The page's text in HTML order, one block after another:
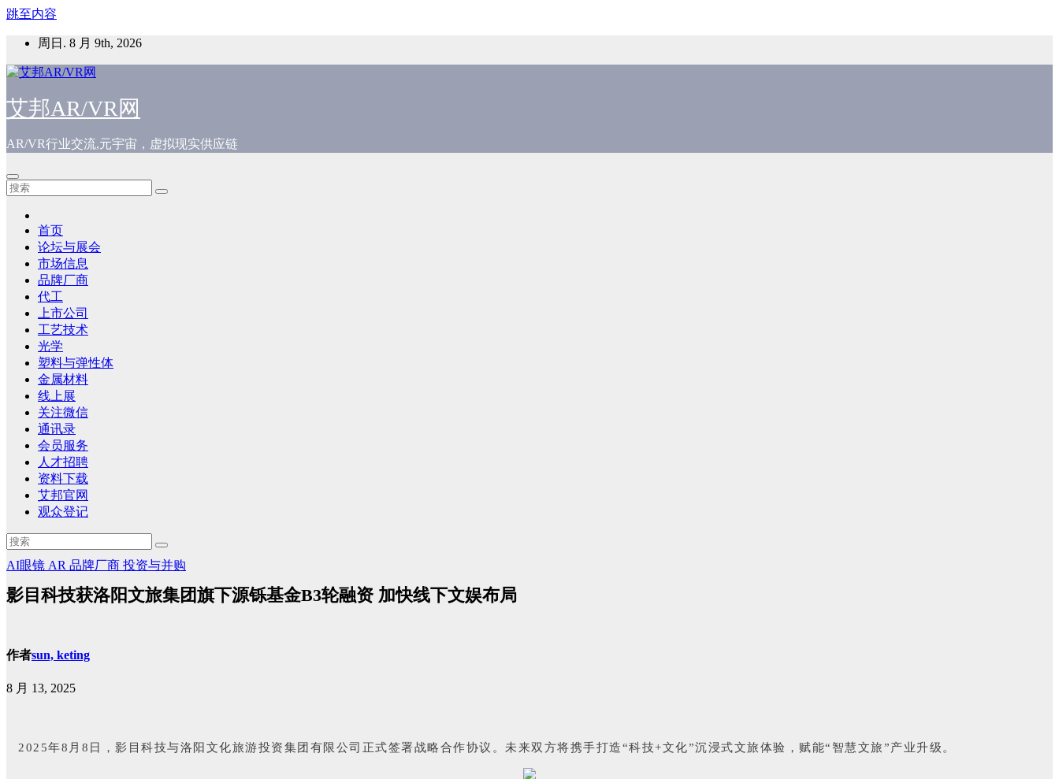
跳至内容
周日. 8 月 9th, 2026
艾邦AR/VR网
AR/VR行业交流,元宇宙，虚拟现实供应链
首页
论坛与展会
市场信息
品牌厂商
代工
上市公司
工艺技术
光学
塑料与弹性体
金属材料
线上展
关注微信
通讯录
会员服务
人才招聘
资料下载
艾邦官网
观众登记
AI眼镜 AR 品牌厂商 投资与并购
影目科技获洛阳文旅集团旗下源铄基金B3轮融资 加快线下文娱布局
作者sun, keting
8 月 13, 2025
2025年8月8日，影目科技与洛阳文化旅游投资集团有限公司正式签署战略合作协议。未来双方将携手打造“科技+文化”沉浸式文旅体验，赋能“智慧文旅”产业升级。